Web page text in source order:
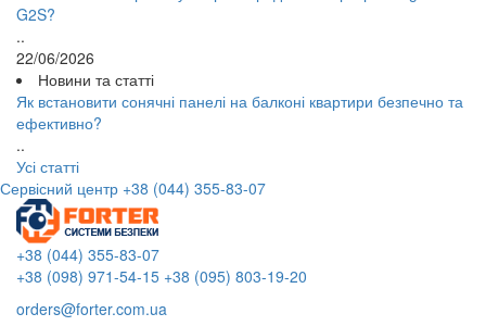
G2S?
..
22/06/2026
Новини та статті
Як встановити сонячні панелі на балконі квартири безпечно та
ефективно?
..
Усі статті
Сервісний центр +38 (044) 355-83-07
+38 (044) 355-83-07
+38 (098) 971-54-15 +38 (095) 803-19-20
orders@forter.com.ua